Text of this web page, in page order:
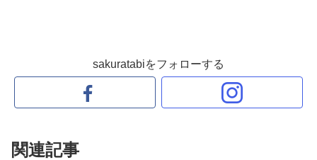
sakuratabiをフォローする
関連記事